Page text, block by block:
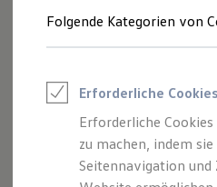
Junge
Saisonangebote
Leasing
Leasing-
Junge
Ihr
Folgende Kategorien von
Erforderliche Cookies
Erforderliche
zu machen, indem
Seitennavigation und